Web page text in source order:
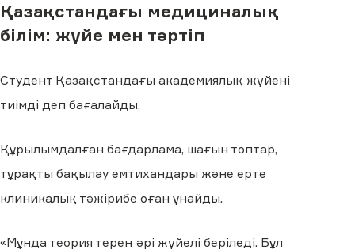
Қазақстандағы медициналық
білім: жүйе мен тәртіп
Студент Қазақстандағы академиялық жүйені
тиімді деп бағалайды.
Құрылымдалған бағдарлама, шағын топтар,
тұрақты бақылау емтихандары және ерте
клиникалық тәжірибе оған ұнайды.
«Мұнда теория терең әрі жүйелі беріледі. Бұл